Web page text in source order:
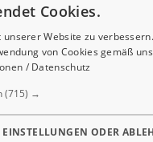
Cookies.
Website zu
von Cookies gemäß
/ Datenschutz
(715) →
EINSTELLUNGEN ODER